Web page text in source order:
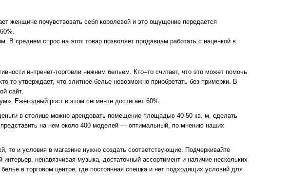
женщине почувствовать себя королевой и это ощущение передается
В среднем спрос на этот товар позволяет продавцам работать с наценкой в
интренет-торговли нижним бельем. Кто–то считает, что это может помочь
то утверждает, что элитное белье невозможно приобретать без примерки. В
сайт.
Ежегодный рост в этом сегменте достигает 60%.
в столице можно арендовать помещение площадью 40-50 кв. м, сделать
представить на нем около 400 моделей — оптимальный, по мнению наших
то и условия в магазине нужно создать соответствующие. Подчеркивайте
ненавязчивая музыка, достаточный ассортимент и наличие нескольких
в торговом центре, где постоянная спешка и нет подходящих условий для